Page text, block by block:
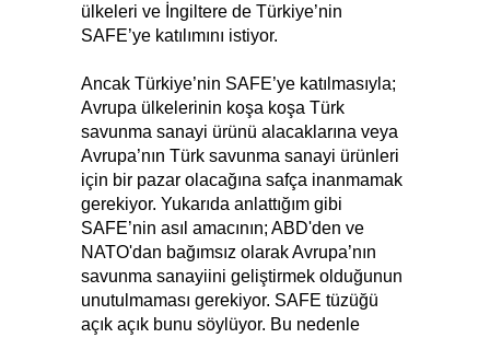
ülkeleri ve İngiltere de Türkiye’nin
SAFE’ye katılımını istiyor.
Ancak Türkiye’nin SAFE’ye katılmasıyla;
Avrupa ülkelerinin koşa koşa Türk
savunma sanayi ürünü alacaklarına veya
Avrupa’nın Türk savunma sanayi ürünleri
için bir pazar olacağına safça inanmamak
gerekiyor. Yukarıda anlattığım gibi
SAFE’nin asıl amacının; ABD'den ve
NATO'dan bağımsız olarak Avrupa’nın
savunma sanayiini geliştirmek olduğunun
unutulmaması gerekiyor. SAFE tüzüğü
açık açık bunu söylüyor. Bu nedenle